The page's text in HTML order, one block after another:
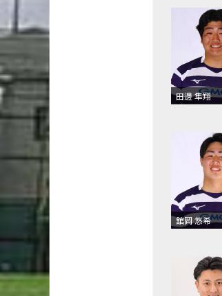
田邊 隼翔
舘岡 悠希